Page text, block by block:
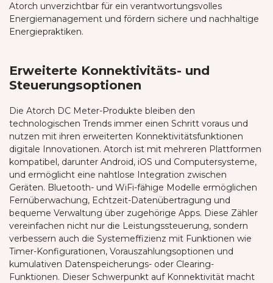
Atorch unverzichtbar für ein verantwortungsvolles
Energiemanagement und fördern sichere und nachhaltige
Energiepraktiken.
Erweiterte Konnektivitäts- und
Steuerungsoptionen
Die Atorch DC Meter-Produkte bleiben den
technologischen Trends immer einen Schritt voraus und
nutzen mit ihren erweiterten Konnektivitätsfunktionen
digitale Innovationen. Atorch ist mit mehreren Plattformen
kompatibel, darunter Android, iOS und Computersysteme,
und ermöglicht eine nahtlose Integration zwischen
Geräten. Bluetooth- und WiFi-fähige Modelle ermöglichen
Fernüberwachung, Echtzeit-Datenübertragung und
bequeme Verwaltung über zugehörige Apps. Diese Zähler
vereinfachen nicht nur die Leistungssteuerung, sondern
verbessern auch die Systemeffizienz mit Funktionen wie
Timer-Konfigurationen, Vorauszahlungsoptionen und
kumulativen Datenspeicherungs- oder Clearing-
Funktionen. Dieser Schwerpunkt auf Konnektivität macht